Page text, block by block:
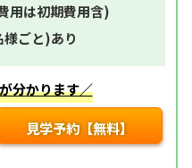
用は初期費用含)
ごと)あり
分かります／
見学予約【無料】